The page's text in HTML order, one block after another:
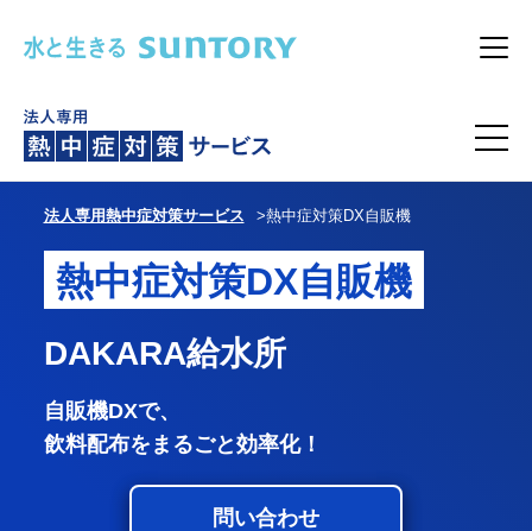
メ
法人専用熱中症対策サービス 熱中症対策DX自販機
熱中症対策DX自販機
DAKARA給水所
自販機DXで、
飲料配布をまるごと効率化！
問い合わせ